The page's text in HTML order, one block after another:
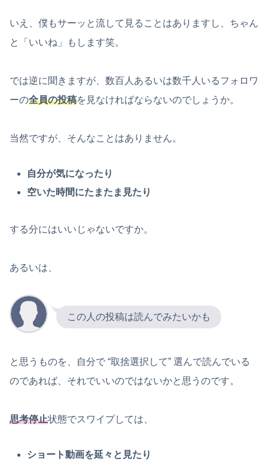
いえ、僕もサーッと流して見ることはありますし、ちゃん
と「いいね」もします笑。
では逆に聞きますが、数百人あるいは数千人いるフォロワ
ーの全員の投稿を見なければならないのでしょうか。
当然ですが、そんなことはありません。
自分が気になったり
空いた時間にたまたま見たり
する分にはいいじゃないですか。
あるいは、
この人の投稿は読んでみたいかも
と思うものを、自分で “取捨選択して” 選んで読んでいる
のであれば、それでいいのではないかと思うのです。
思考停止状態でスワイプしては、
ショート動画を延々と見たり